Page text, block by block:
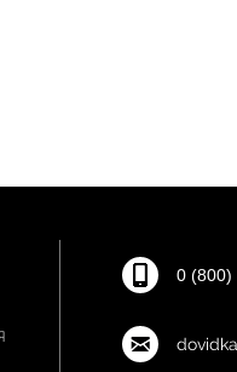
0 (800)